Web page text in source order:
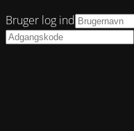
Bruger log ind